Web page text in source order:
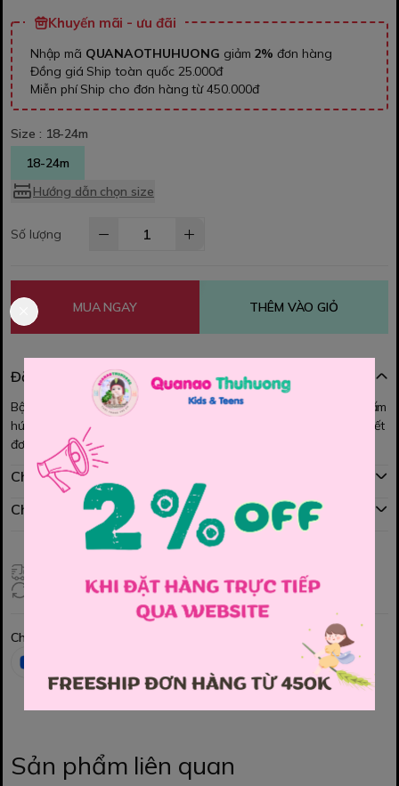
Khuyến mãi - ưu đãi
Nhập mã QUANAOTHUHUONG giảm 2% đơn hàng
Đồng giá Ship toàn quốc 25.000đ
Miễn phí Ship cho đơn hàng từ 450.000đ
Size : 18-24m
18-24m
Hướng dẫn chọn size
Số lượng
MUA NGAY THÊM VÀO GIỎ
Đặc điểm nổi bật
Bộ Next thun cho bé chất thun co dãn, thoải mái, mềm, mát, thấm
hút mồ hôi bé mặc cực xinh nhé Mom, Màu sắc tươi sáng , họa tiết
đơn giản dễ thương . Form ôm, bé mặc thoải mái lắm a.
Chính sách mua hàng
Chính sách đổi hàng
Giao hàng toàn quốc
Đổi hàng 3 ngày (HCM), 7 ngày (Tỉnh)
Chia sẻ
Sản phẩm liên quan